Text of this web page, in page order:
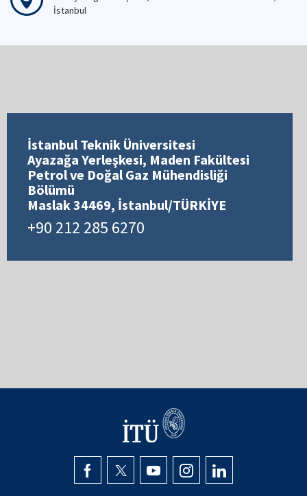
İstanbul
İstanbul Teknik Üniversitesi
Ayazağa Yerleşkesi, Maden Fakültesi
Petrol ve Doğal Gaz Mühendisliği
Bölümü
Maslak 34469, İstanbul/TÜRKİYE
+90 212 285 6270